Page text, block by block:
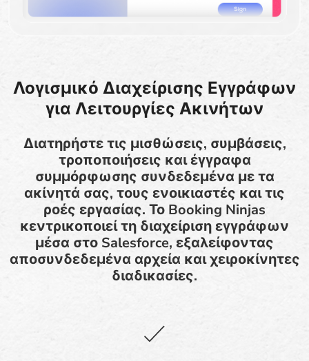
Λογισμικό Διαχείρισης Εγγράφων
για Λειτουργίες Ακινήτων
Διατηρήστε τις μισθώσεις, συμβάσεις,
τροποποιήσεις και έγγραφα
συμμόρφωσης συνδεδεμένα με τα
ακίνητά σας, τους ενοικιαστές και τις
ροές εργασίας. Το Booking Ninjas
κεντρικοποιεί τη διαχείριση εγγράφων
μέσα στο Salesforce, εξαλείφοντας
αποσυνδεδεμένα αρχεία και χειροκίνητες
διαδικασίες.